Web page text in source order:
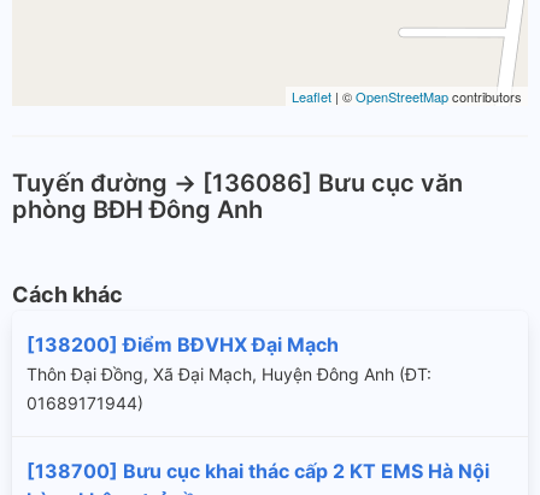
Leaflet | ©OpenStreetMapcontributors
Tuyến đường -> [136086] Bưu cục văn
phòng BĐH Đông Anh
Cách khác
[138200] Điểm BĐVHX Đại Mạch
Thôn Đại Đồng, Xã Đại Mạch, Huyện Đông Anh (ÐT:
01689171944)
[138700] Bưu cục khai thác cấp 2 KT EMS Hà Nội